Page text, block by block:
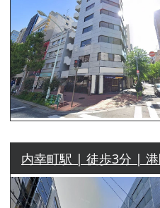
内幸町駅 | 徒歩3分 | 港